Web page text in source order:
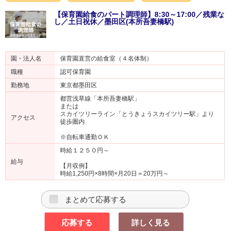
【保育園給食のパート調理師】8:30～17:00／残業な
し／土日祝休／墨田区(本所吾妻橋駅)
園・法人名
保育園直営の給食室（４名体制）
職種
認可保育園
勤務地
東京都墨田区
アクセス
都営浅草線「本所吾妻橋駅」
または
スカイツリーライン「とうきょうスカイツリー駅」より
徒歩圏内
※自転車通勤ＯＫ
給与
時給１２５０円～
【月収例】
時給1,250円×8時間×月20日＝20万円～
まとめて応募する
応募する 詳しく見る